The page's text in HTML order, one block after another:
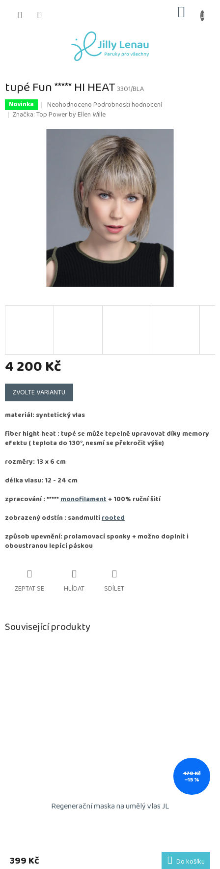
KOŠÍK
tupé Fun ***** HI HEAT3301/BLA
Novinka
Průměrné
hodnocení
je
NeohodnocenoPodrobnosti hodnocení
Značka:Top Power by Ellen Wille
4 200 Kč
Měrná
cena:
ZVOLTE VARIANTU
materiál: syntetický vlas
fiber hight heat : tupé se může tepelně upravovat díky memory
efektu ( teplota do 130°, nesmí se překročit výše)
rozměry: 13 x 6 cm
délka vlasu: 12 - 24 cm
zpracování :*****monofilament+ 100% ruční šití
zobrazený odstín : sandmultirooted
způsob upevnění: prolamovací sponky + možno doplnit i
oboustranou lepící páskou
ZEPTAT SE HLÍDAT SDÍLET
Související produkty
470 Kč
–15 %
Regenerační maska na umělý vlas JL
399 Kč Do košíku